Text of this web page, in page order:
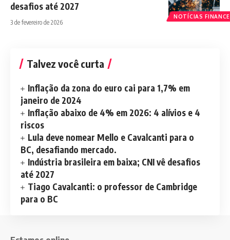
NOTÍCIAS
desafios até 2027
3 de fevereiro de 2026
Talvez você curta
Inflação da zona do euro cai para 1,7% em
janeiro de 2024
Inflação abaixo de 4% em 2026: 4 alívios e 4
riscos
Lula deve nomear Mello e Cavalcanti para o
BC, desafiando mercado.
Indústria brasileira em baixa; CNI vê desafios
até 2027
Tiago Cavalcanti: o professor de Cambridge
para o BC